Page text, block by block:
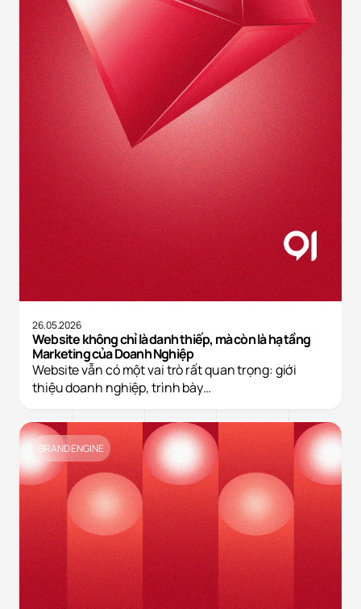
26.05.2026
Website không chỉ là danh thiếp, mà còn là hạ tầng
Marketing của Doanh Nghiệp
Website vẫn có một vai trò rất quan trọng: giới
thiệu doanh nghiệp, trình bày…
BRAND ENGINE